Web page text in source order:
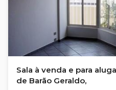
Sala à venda e para
de Barão Geraldo,